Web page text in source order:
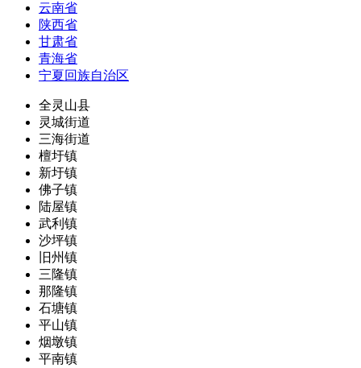
云南省
陕西省
甘肃省
青海省
宁夏回族自治区
全灵山县
灵城街道
三海街道
檀圩镇
新圩镇
佛子镇
陆屋镇
武利镇
沙坪镇
旧州镇
三隆镇
那隆镇
石塘镇
平山镇
烟墩镇
平南镇